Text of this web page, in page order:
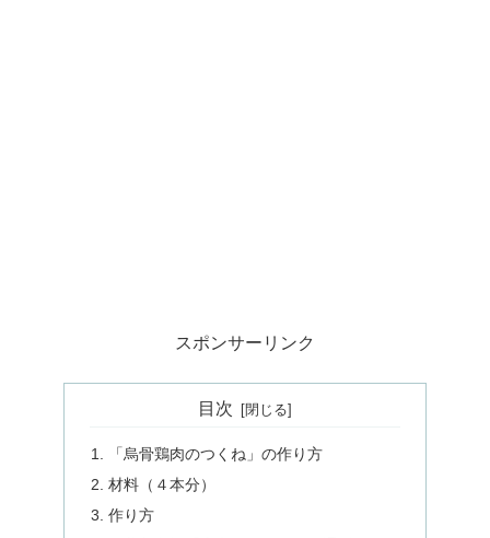
スポンサーリンク
目次
「烏骨鶏肉のつくね」の作り方
材料（４本分）
作り方